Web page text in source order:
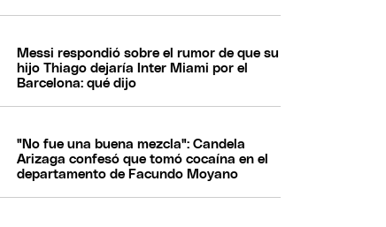
Messi respondió sobre el rumor de que su
hijo Thiago dejaría Inter Miami por el
Barcelona: qué dijo
"No fue una buena mezcla": Candela
Arizaga confesó que tomó cocaína en el
departamento de Facundo Moyano